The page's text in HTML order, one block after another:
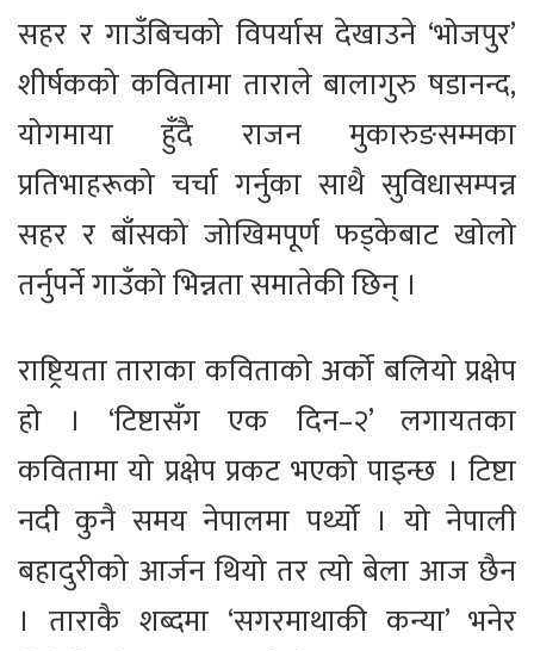
सहर र गाउँबिचको विपर्यास देखाउने ‘भोजपुर’
शीर्षकको कवितामा ताराले बालागुरु षडानन्द,
योगमाया हुँदै राजन मुकारुङसम्मका
प्रतिभाहरूको चर्चा गर्नुका साथै सुविधासम्पन्न
सहर र बाँसको जोखिमपूर्ण फड्केबाट खोलो
तर्नुपर्ने गाउँको भिन्नता समातेकी छिन् ।
राष्ट्रियता ताराका कविताको अर्को बलियो प्रक्षेप
हो । ‘टिष्टासँग एक दिन–२’ लगायतका
कवितामा यो प्रक्षेप प्रकट भएको पाइन्छ । टिष्टा
नदी कुनै समय नेपालमा पर्थ्यो । यो नेपाली
बहादुरीको आर्जन थियो तर त्यो बेला आज छैन
। ताराकै शब्दमा ‘सगरमाथाकी कन्या’ भनेर